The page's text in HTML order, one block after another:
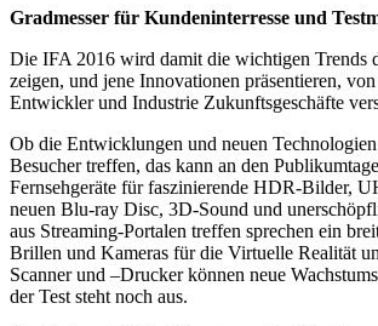
Gradmesser für Kundeninterresse und
Die IFA 2016 wird damit die wichtigen Trends
zeigen, und jene Innovationen präsentieren,
Entwickler und Industrie Zukunftsgeschäfte
Ob die Entwicklungen und neuen
Besucher treffen, das kann an den
Fernsehgeräte für faszinierende HDR-Bilder,
neuen Blu-ray Disc, 3D-Sound und
aus Streaming-Portalen treffen sprechen ein
Brillen und Kameras für die Virtuelle Realität
Scanner und –Drucker können neue
der Test steht noch aus.